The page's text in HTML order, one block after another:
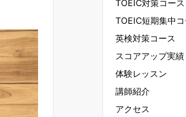
TOEIC対策コース
TOEIC短期集中コ
英検対策コース
スコアアップ実績
体験レッスン
講師紹介
アクセス